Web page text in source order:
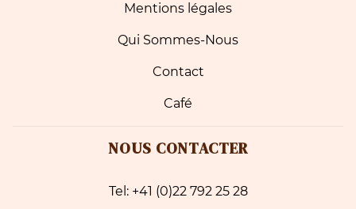
Mentions légales
Qui Sommes-Nous
Contact
Café
NOUS CONTACTER
Tel: +41 (0)22 792 25 28